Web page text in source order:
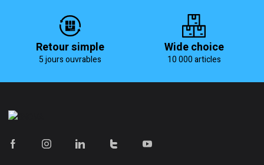
Retour simple
5 jours ouvrables
Wide choice
10 000 articles